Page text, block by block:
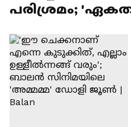
പരിശ്രമം;